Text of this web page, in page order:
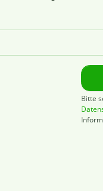
Bitte